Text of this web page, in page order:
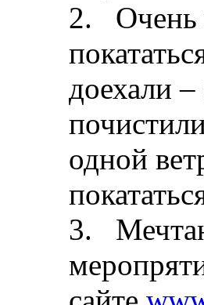
2. Очень
доехали –
одной
3.